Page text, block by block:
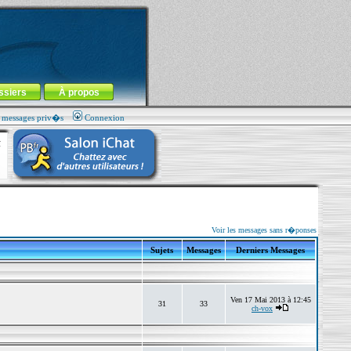
À propos
priv�s Connexion
Voir les messages sans r�ponses
Sujets Messages Derniers Messages
31 33
Ven 17 Mai 2013 à 12:45
ch-vox